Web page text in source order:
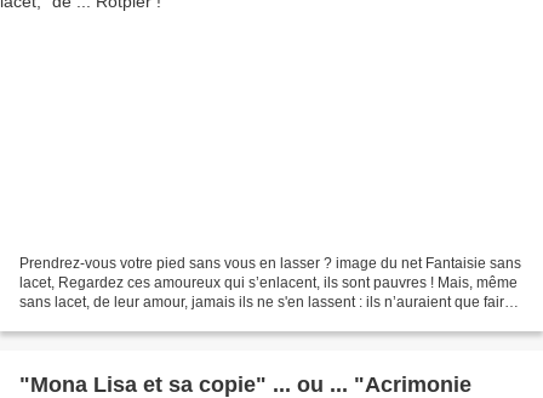
Prendrez-vous votre pied sans vous en lasser ? image du net Fantaisie sans
lacet, Regardez ces amoureux qui s’enlacent, ils sont pauvres ! Mais, même
sans lacet, de leur amour, jamais ils ne s'en lassent : ils n’auraient que faire
"Mona Lisa et sa copie" ... ou ... "Acrimonie